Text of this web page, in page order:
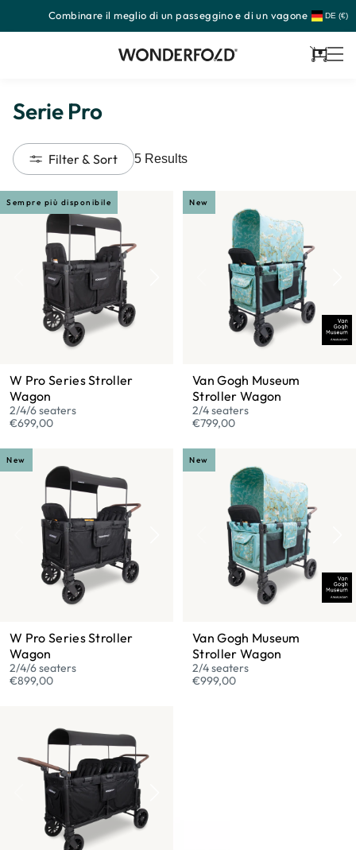
Passa
al
Combinare il meglio di un passeggino e di un vagone DE (€)
Serie Pro
Filter & Sort 5 Results
Sempre più disponibile
W Pro Series Stroller
Wagon
2/4/6 seaters
€699,00
New
Van Gogh Museum
Stroller Wagon
2/4 seaters
€799,00
New
W Pro Series Stroller
Wagon
2/4/6 seaters
€899,00
New
Van Gogh Museum
Stroller Wagon
2/4 seaters
€999,00